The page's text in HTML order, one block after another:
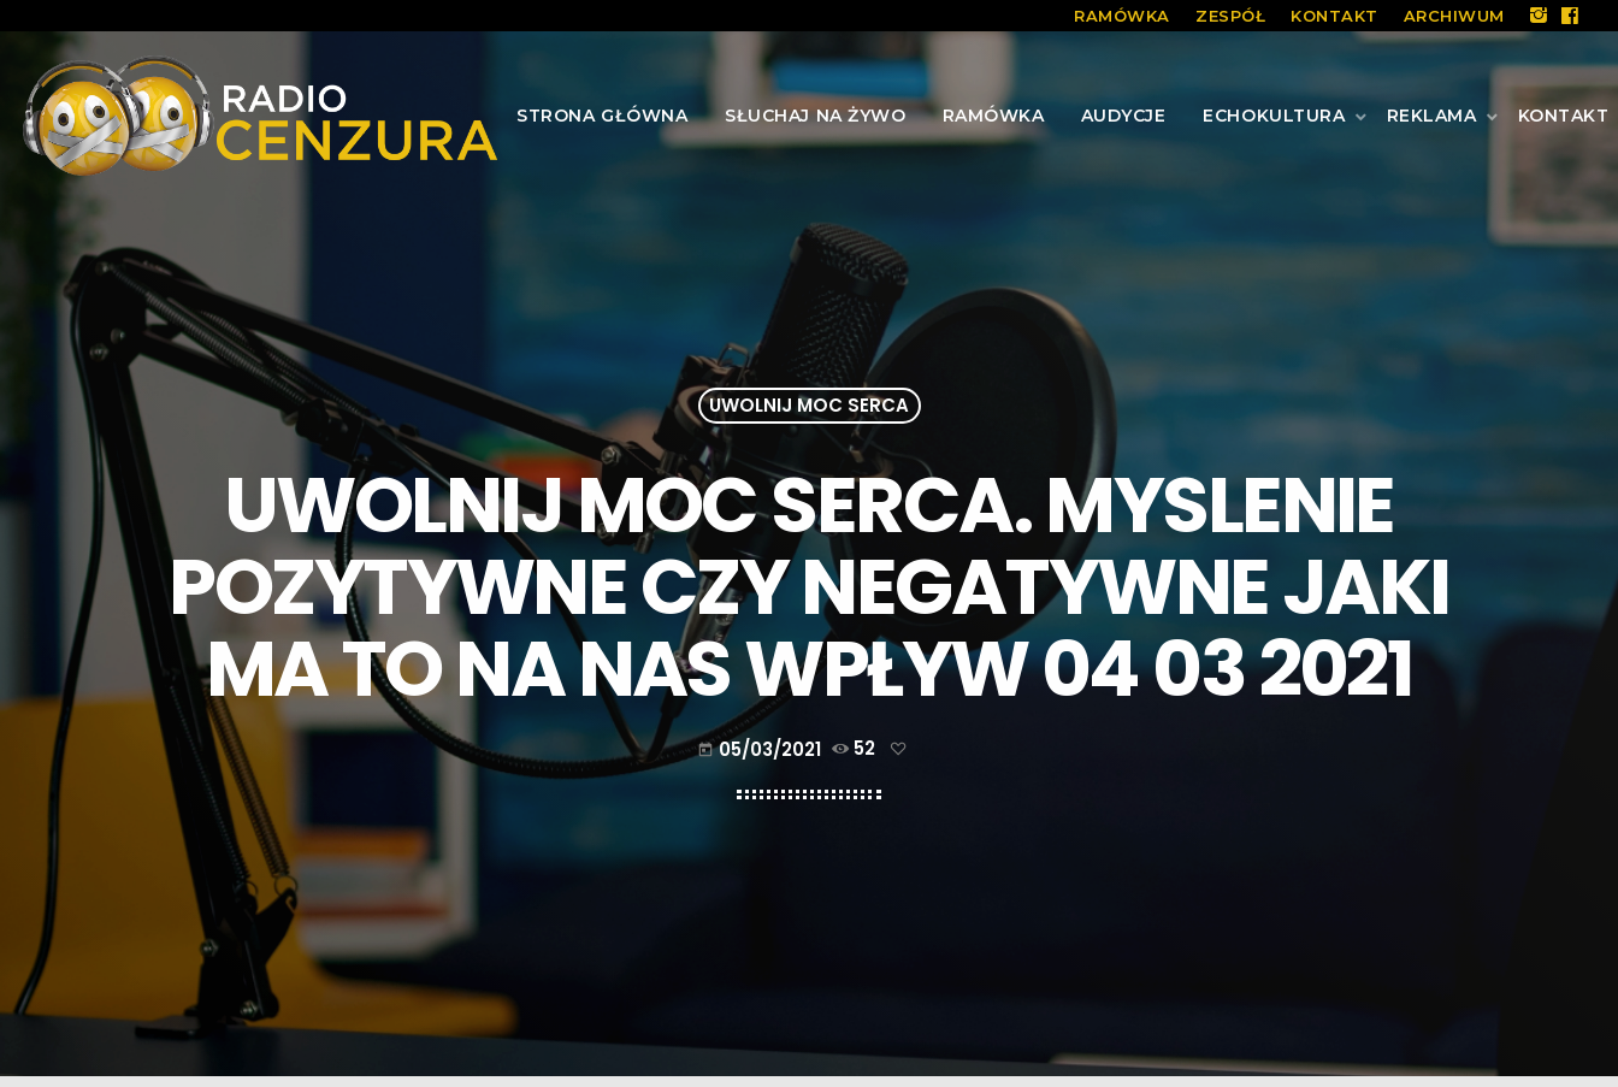
RAMÓWKA ZESPÓŁ KONTAKT ARCHIWUM
STRONA GŁÓWNA SŁUCHAJ NA ŻYWO RAMÓWKA AUDYCJE ECHOKULTURA REKLAMA KONTAKT
UWOLNIJ MOC SERCA
UWOLNIJ MOC SERCA. MYSLENIE
POZYTYWNE CZY NEGATYWNE JAKI
MA TO NA NAS WPŁYW 04 03 2021
today 05/03/2021 52